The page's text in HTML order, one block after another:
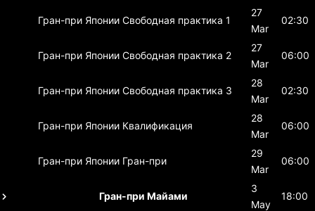
Гран-при Японии Свободная практика 1
27
Mar
02:30
Гран-при Японии Свободная практика 2
27
Mar
06:00
Гран-при Японии Свободная практика 3
28
Mar
02:30
Гран-при Японии Квалификация
28
Mar
06:00
Гран-при Японии Гран-при
29
Mar
06:00
Гран-при Майами
3
May
18:00